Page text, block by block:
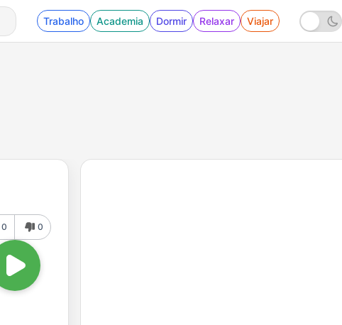
Trabalho Academia Dormir Relaxar Viajar
0 0